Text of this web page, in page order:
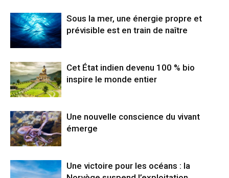
Sous la mer, une énergie propre et
prévisible est en train de naître
Cet État indien devenu 100 % bio
inspire le monde entier
Une nouvelle conscience du vivant
émerge
Une victoire pour les océans : la